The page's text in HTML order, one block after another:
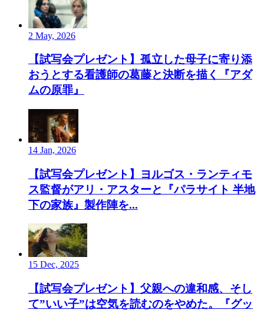
2 May, 2026
【試写会プレゼント】孤立した母子に寄り添
おうとする看護師の葛藤と決断を描く『アダ
ムの原罪』
14 Jan, 2026
【試写会プレゼント】ヨルゴス・ランティモ
ス監督がアリ・アスターと『パラサイト 半地
下の家族』製作陣を...
15 Dec, 2025
【試写会プレゼント】父親への違和感、そし
て”いい子”は空気を読むのをやめた。『グッ